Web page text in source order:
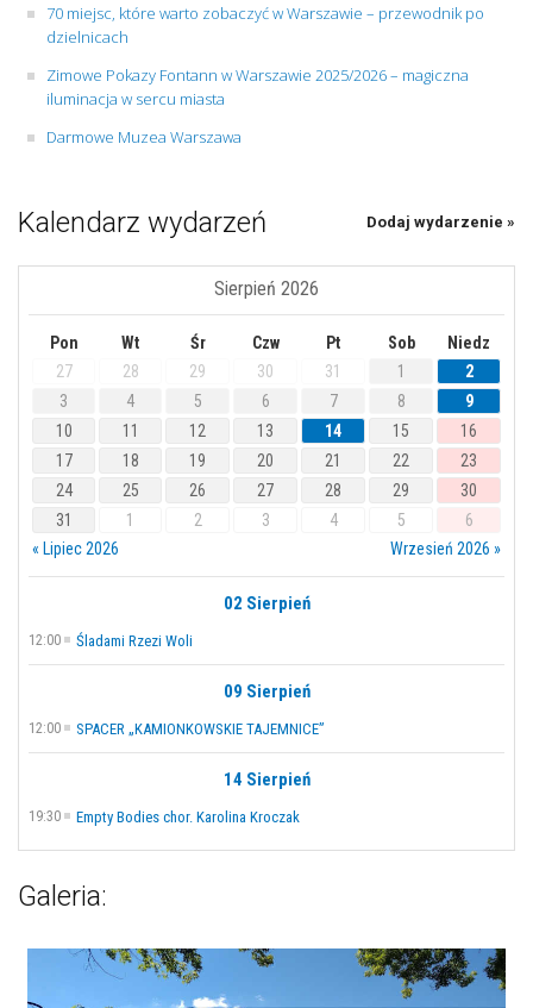
70 miejsc, które warto zobaczyć w Warszawie – przewodnik po
dzielnicach
Zimowe Pokazy Fontann w Warszawie 2025/2026 – magiczna
iluminacja w sercu miasta
Darmowe Muzea Warszawa
Kalendarz wydarzeń Dodaj wydarzenie »
Sierpień 2026
Pon Wt Śr Czw Pt Sob
Niedz
27
28 29 30 31 1
2
3
4 5 6 7 8
9
10
11 12 13 14 15
16
17
18 19 20 21 22
23
24
25 26 27 28 29
30
31
1 2 3 4 5
6
« Lipiec 2026
Wrzesień 2026 »
02 Sierpień
12:00 Śladami Rzezi Woli
09 Sierpień
12:00 SPACER „KAMIONKOWSKIE TAJEMNICE”
14 Sierpień
19:30 Empty Bodies chor. Karolina Kroczak
Galeria: